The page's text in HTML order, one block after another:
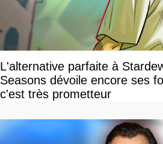
L'alternative parfaite à
Seasons dévoile encore ses
c'est très prometteur